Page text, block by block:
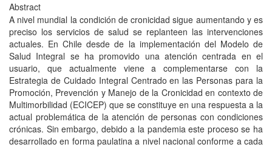
Abstract
A nivel mundial la condición de cronicidad sigue aumentando y es
preciso los servicios de salud se replanteen las intervenciones
actuales. En Chile desde de la implementación del Modelo de
Salud Integral se ha promovido una atención centrada en el
usuario, que actualmente viene a complementarse con la
Estrategia de Cuidado Integral Centrado en las Personas para la
Promoción, Prevención y Manejo de la Cronicidad en contexto de
Multimorbilidad (ECICEP) que se constituye en una respuesta a la
actual problemática de la atención de personas con condiciones
crónicas. Sin embargo, debido a la pandemia este proceso se ha
desarrollado en forma paulatina a nivel nacional conforme a cada